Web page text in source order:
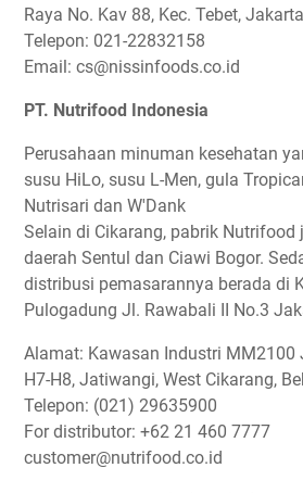
Raya No. Kav 88, Kec. Tebet,
Telepon: 021-22832158
Email: cs@nissinfoods.co.id
PT. Nutrifood Indonesia
Perusahaan minuman kesehatan
susu HiLo, susu L-Men, gula
Nutrisari dan W'Dank
Selain di Cikarang, pabrik Nutrifood
daerah Sentul dan Ciawi Bogor.
distribusi pemasarannya berada di
Pulogadung Jl. Rawabali II No.3
Alamat: Kawasan Industri MM2100
H7-H8, Jatiwangi, West Cikarang,
Telepon: (021) 29635900
For distributor: +62 21 460 7777
customer@nutrifood.co.id